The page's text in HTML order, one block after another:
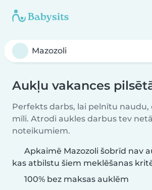
Aukļu vakances
Perfekts darbs, lai pelnītu naudu,
mīli. Atrodi aukles darbus tev
noteikumiem.
Apkaimē Mazozoli šobrīd nav
kas atbilstu šiem meklēšanas
100% bez maksas auklēm